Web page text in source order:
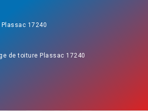
17240
de toiture Plassac 17240